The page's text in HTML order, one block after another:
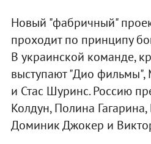
Новый "фабричный"
проходит по принципу
В украинской команде,
выступают "Дио фильмы",
и Стас Шуринс. Россию
Колдун, Полина
Доминик Джокер и